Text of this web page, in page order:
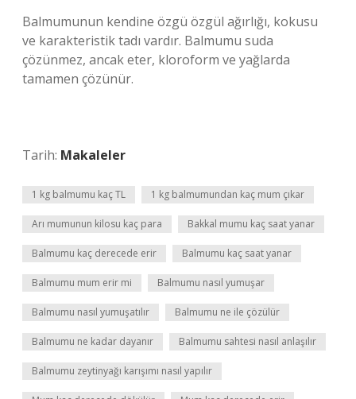
Balmumunun kendine özgü özgül ağırlığı, kokusu
ve karakteristik tadı vardır. Balmumu suda
çözünmez, ancak eter, kloroform ve yağlarda
tamamen çözünür.
Tarih: Makaleler
1 kg balmumu kaç TL 1 kg balmumundan kaç mum çıkar
Arı mumunun kilosu kaç para Bakkal mumu kaç saat yanar
Balmumu kaç derecede erir Balmumu kaç saat yanar
Balmumu mum erir mi Balmumu nasıl yumuşar
Balmumu nasıl yumuşatılır Balmumu ne ile çözülür
Balmumu ne kadar dayanır Balmumu sahtesi nasıl anlaşılır
Balmumu zeytinyağı karışımı nasıl yapılır